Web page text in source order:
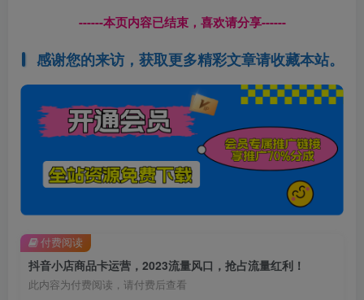
------本页内容已结束，喜欢请分享------
感谢您的来访，获取更多精彩文章请收藏本站。
抖音小店商品卡运营，2023流量风口，抢占流量红利！
此内容为付费阅读，请付费后查看
付费阅读